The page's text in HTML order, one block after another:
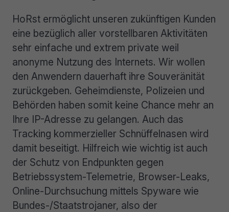
HoRst ermöglicht unseren zukünftigen Kunden
eine bezüglich aller vorstellbaren Aktivitäten
sehr einfache und extrem private weil
anonyme Nutzung des Internets. Wir wollen
den Anwendern dauerhaft ihre Souveränität
zurückgeben. Geheimdienste, Polizeien und
Behörden haben somit keine Chance mehr an
Ihre IP-Adresse zu gelangen. Auch das
Tracking kommerzieller Schnüffelnasen wird
damit beseitigt. Hilfreich wie wichtig ist auch
der Schutz von Endpunkten gegen
Betriebssystem-Telemetrie, Browser-Leaks,
Online-Durchsuchung mittels Spyware wie
Bundes-/Staatstrojaner, also der